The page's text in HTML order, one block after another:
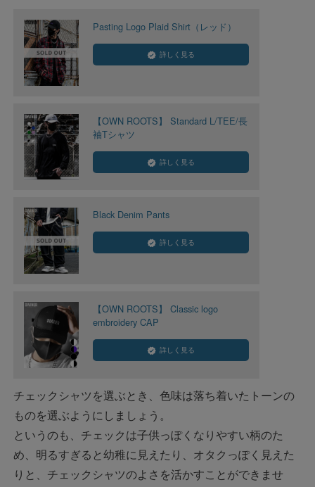
Pasting Logo Plaid Shirt（レッド）
詳しく見る
【OWN ROOTS】 Standard L/TEE/長
袖Tシャツ
詳しく見る
Black Denim Pants
詳しく見る
【OWN ROOTS】 Classic logo
embroidery CAP
詳しく見る
チェックシャツを選ぶとき、色味は落ち着いたトーンの
ものを選ぶようにしましょう。
というのも、チェックは子供っぽくなりやすい柄のた
め、明るすぎると幼稚に見えたり、オタクっぽく見えた
りと、チェックシャツのよさを活かすことができませ